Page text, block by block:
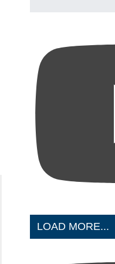
LOAD MORE...